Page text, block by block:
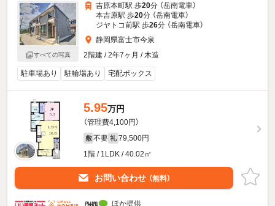
すべての写真
吉原本町駅 歩20分 （岳南電車）
本吉原駅 歩20分 （岳南電車）
ジヤトコ前駅 歩26分 （岳南電車）
静岡県富士市今泉
2階建 / 2年7ヶ月 / 木造
駐車場あり 駐輪場あり 宅配ボックス
5.95万円
（管理費4,100円）
敷 不要 礼 79,500円
1階 / 1LDK / 40.02㎡
お問い合わせ （無料）
ほか提供